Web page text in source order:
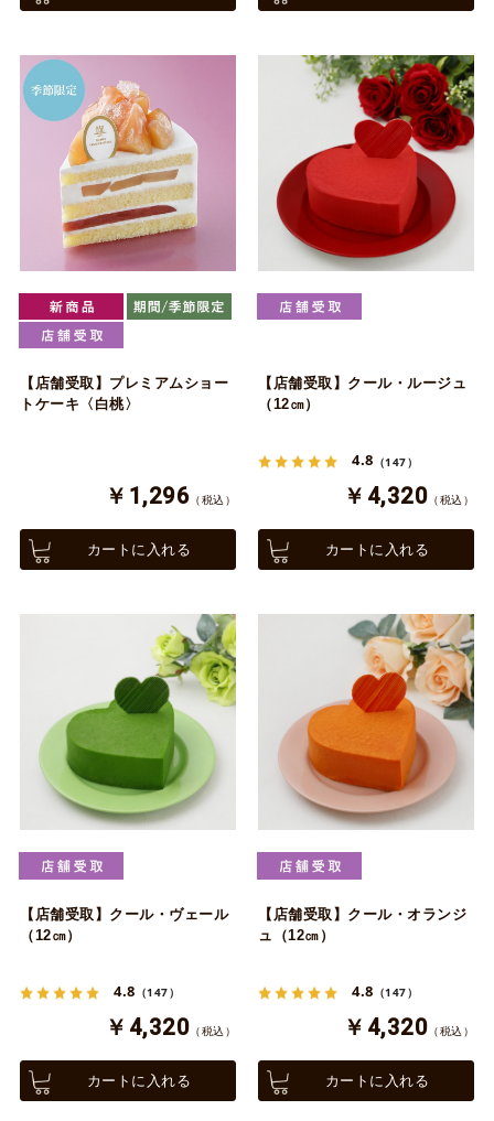
【店舗受取】プレミアムショー
トケーキ〈白桃〉
￥1,296 （税込）
カートに入れる
【店舗受取】クール・ルージュ
（12㎝）
4.8 （147）
￥4,320 （税込）
カートに入れる
【店舗受取】クール・ヴェール
（12㎝）
4.8 （147）
￥4,320 （税込）
カートに入れる
【店舗受取】クール・オランジ
ュ（12㎝）
4.8 （147）
￥4,320 （税込）
カートに入れる